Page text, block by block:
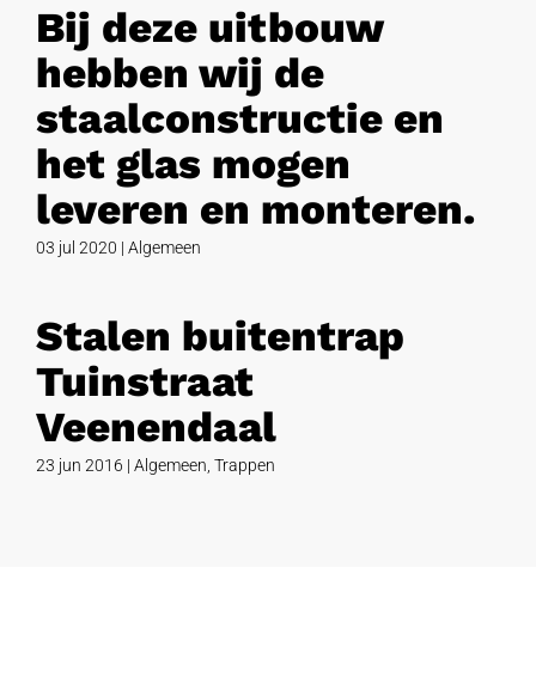
Bij deze uitbouw
hebben wij de
staalconstructie en
het glas mogen
leveren en monteren.
03 jul 2020 | Algemeen
Stalen buitentrap
Tuinstraat
Veenendaal
23 jun 2016 | Algemeen Trappen